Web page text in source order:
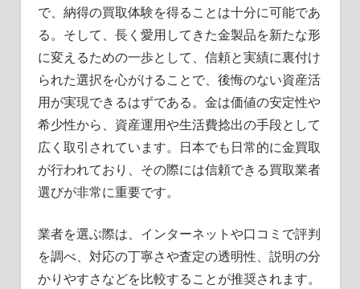
で、納得の買取体験を得ることは十分に可能であ
る。そして、長く愛用してきた金製品を新たな形
に変えるための一歩として、信頼と実績に裏付け
られた選択を心がけることで、後悔のない資産活
用が実現できるはずである。金は価値の安定性や
希少性から、資産運用や生活費捻出の手段として
広く取引されています。日本でも日常的に金買取
が行われており、その際には信頼できる買取業者
選びが非常に重要です。
業者を選ぶ際は、インターネットや口コミで評判
を調べ、対応の丁寧さや査定の透明性、説明の分
かりやすさなどを比較することが推奨されます。